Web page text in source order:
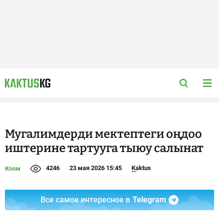
Мугалимдерди мектептеги оңдоо
иштерине тартууга тыюу салынат
Коом 4246 23 мая 2026 15:45 Kaktus
Все самое интересное в Telegram